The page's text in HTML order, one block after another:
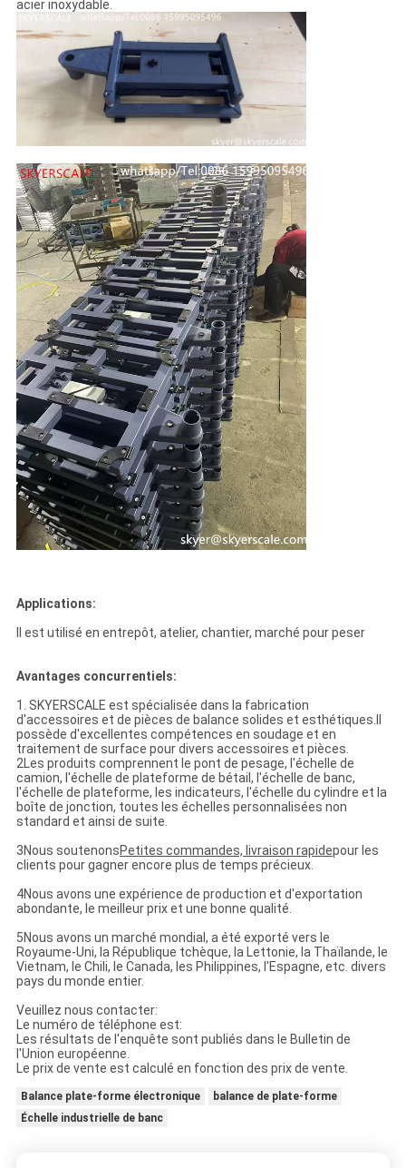
acier inoxydable.
Applications:
Il est utilisé en entrepôt, atelier, chantier, marché pour peser
Avantages concurrentiels:
1. SKYERSCALE est spécialisée dans la fabrication
d'accessoires et de pièces de balance solides et esthétiques.Il
possède d'excellentes compétences en soudage et en
traitement de surface pour divers accessoires et pièces.
2Les produits comprennent le pont de pesage, l'échelle de
camion, l'échelle de plateforme de bétail, l'échelle de banc,
l'échelle de plateforme, les indicateurs, l'échelle du cylindre et la
boîte de jonction, toutes les échelles personnalisées non
standard et ainsi de suite.
3Nous soutenonsPetites commandes, livraison rapidepour les
clients pour gagner encore plus de temps précieux.
4Nous avons une expérience de production et d'exportation
abondante, le meilleur prix et une bonne qualité.
5Nous avons un marché mondial, a été exporté vers le
Royaume-Uni, la République tchèque, la Lettonie, la Thaïlande, le
Vietnam, le Chili, le Canada, les Philippines, l'Espagne, etc. divers
pays du monde entier.
Veuillez nous contacter:
Le numéro de téléphone est:
Les résultats de l'enquête sont publiés dans le Bulletin de
l'Union européenne.
Le prix de vente est calculé en fonction des prix de vente.
Balance plate-forme électronique
balance de plate-forme
Échelle industrielle de banc